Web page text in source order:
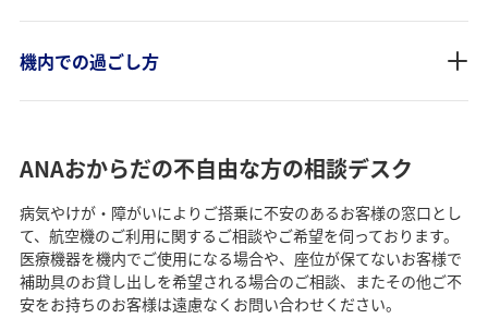
機内での過ごし方
ANAおからだの不自由な方の相談デスク
病気やけが・障がいによりご搭乗に不安のあるお客様の窓口とし
て、航空機のご利用に関するご相談やご希望を伺っております。
医療機器を機内でご使用になる場合や、座位が保てないお客様で
補助具のお貸し出しを希望される場合のご相談、またその他ご不
安をお持ちのお客様は遠慮なくお問い合わせください。